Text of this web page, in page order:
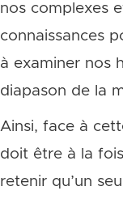
nos complexes
connaissances
à examiner nos
diapason de la
Ainsi, face à
doit être à la
retenir qu’un